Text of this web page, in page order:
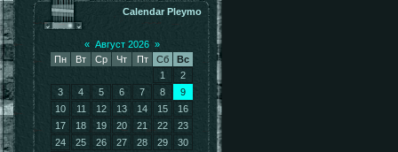
Calendar Pleymo
« Август 2026 »
Пн
Вт Ср Чт Пт Сб
Вс
1
2
3
4 5 6 7 8
9
10
11 12 13 14 15
16
17
18 19 20 21 22
23
24
25 26 27 28 29
30